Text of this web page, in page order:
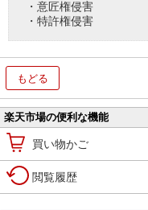
・意匠権侵害
・特許権侵害
もどる
楽天市場の便利な機能
買い物かご
閲覧履歴